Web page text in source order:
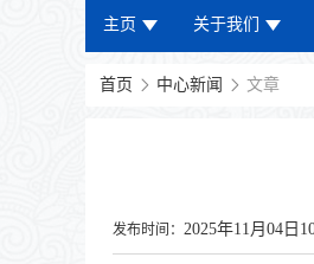
主页 关于我们
首页 中心新闻 文章
发布时间： 2025年11月04日